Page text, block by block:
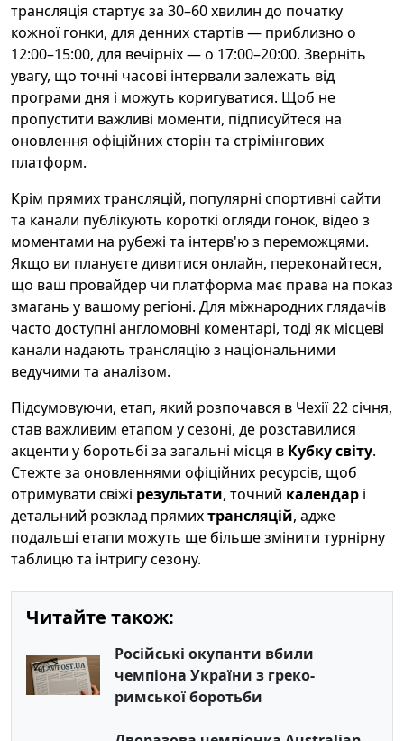
трансляція стартує за 30–60 хвилин до початку
кожної гонки, для денних стартів — приблизно о
12:00–15:00, для вечірніх — о 17:00–20:00. Зверніть
увагу, що точні часові інтервали залежать від
програми дня і можуть коригуватися. Щоб не
пропустити важливі моменти, підписуйтеся на
оновлення офіційних сторін та стрімінгових
платформ.
Крім прямих трансляцій, популярні спортивні сайти
та канали публікують короткі огляди гонок, відео з
моментами на рубежі та інтерв'ю з переможцями.
Якщо ви плануєте дивитися онлайн, переконайтеся,
що ваш провайдер чи платформа має права на показ
змагань у вашому регіоні. Для міжнародних глядачів
часто доступні англомовні коментарі, тоді як місцеві
канали надають трансляцію з національними
ведучими та аналізом.
Підсумовуючи, етап, який розпочався в Чехії 22 січня,
став важливим етапом у сезоні, де розставилися
акценти у боротьбі за загальні місця в Кубку світу.
Стежте за оновленнями офіційних ресурсів, щоб
отримувати свіжі результати, точний календар і
детальний розклад прямихтрансляцій, адже
подальші етапи можуть ще більше змінити турнірну
таблицю та інтригу сезону.
Читайте також:
Російські окупанти вбили
чемпіона України з греко-
римської боротьби